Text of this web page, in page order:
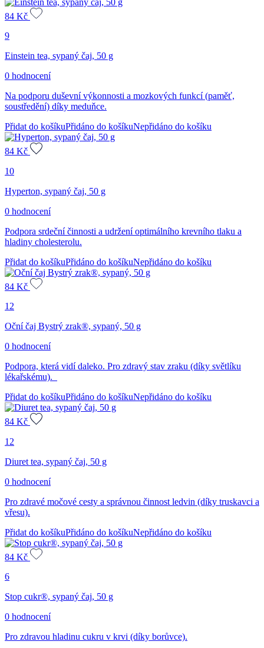
84 Kč
9
Einstein tea, sypaný čaj, 50 g
0 hodnocení
Na podporu duševní výkonnosti a mozkových funkcí (paměť,
soustředění) díky meduňce.
Přidat do košíkuPřidáno do košíkuNepřidáno do košíku
84 Kč
10
Hyperton, sypaný čaj, 50 g
0 hodnocení
Podpora srdeční činnosti a udržení optimálního krevního tlaku a
hladiny cholesterolu.
Přidat do košíkuPřidáno do košíkuNepřidáno do košíku
84 Kč
12
Oční čaj Bystrý zrak®, sypaný, 50 g
0 hodnocení
Podpora, která vidí daleko. Pro zdravý stav zraku (díky světlíku
lékařskému).
Přidat do košíkuPřidáno do košíkuNepřidáno do košíku
84 Kč
12
Diuret tea, sypaný čaj, 50 g
0 hodnocení
Pro zdravé močové cesty a správnou činnost ledvin (díky truskavci a
vřesu).
Přidat do košíkuPřidáno do košíkuNepřidáno do košíku
84 Kč
6
Stop cukr®, sypaný čaj, 50 g
0 hodnocení
Pro zdravou hladinu cukru v krvi (díky borůvce).